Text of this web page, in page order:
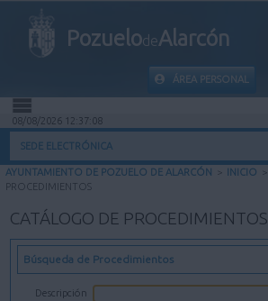
PozuelodeAlarcón
ÁREA PERSONAL
INICIO
INFORMACIÓN PÚBLICA
MI CARPETA
INFORMACIÓN MUNICIPAL
08/08/2026 12:37:09
SEDE ELECTRÓNICA
AYUNTAMIENTO DE POZUELO DE ALARCÓN > INICIO >
PROCEDIMIENTOS
CATÁLOGO DE PROCEDIMIENTOS
Búsqueda de Procedimientos
Descripción